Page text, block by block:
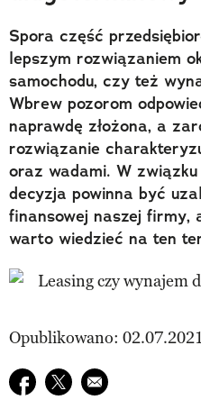
Spora część
lepszym rozwiązaniem
samochodu, czy też
Wbrew pozorom
naprawdę złożona, a
rozwiązanie
oraz wadami. W
decyzja powinna być
finansowej naszej firmy,
warto wiedzieć na ten
Opublikowano:
Udostępnij na facebook
Udostępnij na twitter
E-mail do